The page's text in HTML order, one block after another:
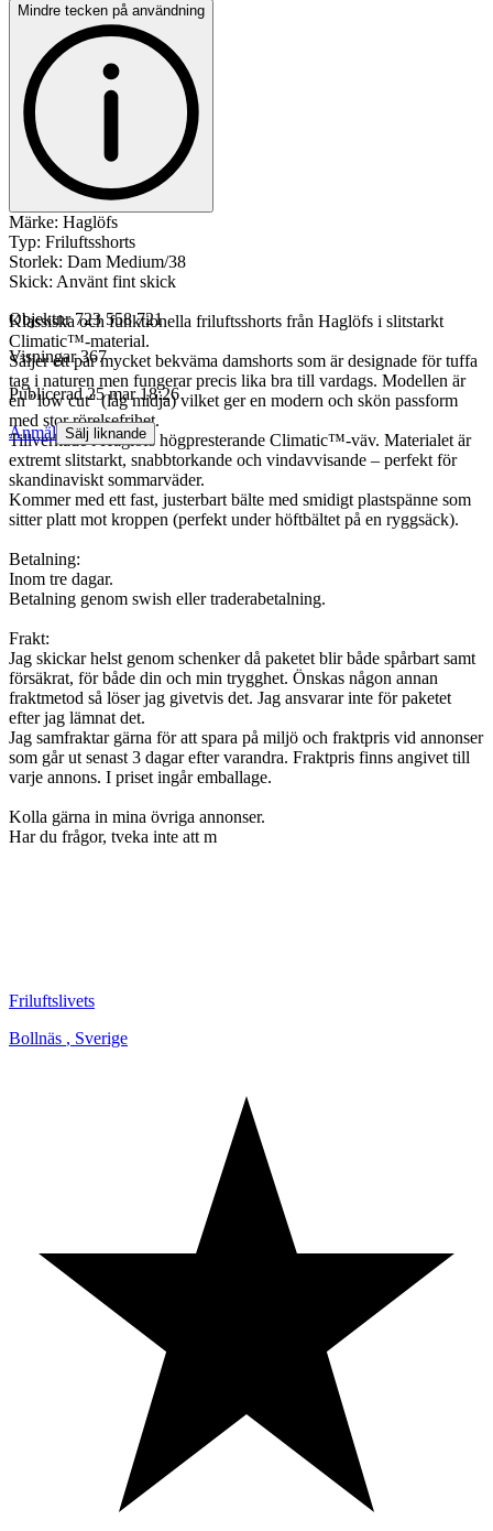
Mindre tecken på användning
Märke: Haglöfs
Typ: Friluftsshorts
Storlek: Dam Medium/38
Skick: Använt fint skick
Klassiska och funktionella friluftsshorts från Haglöfs i slitstarkt
Climatic™-material.
Säljer ett par mycket bekväma damshorts som är designade för tuffa
tag i naturen men fungerar precis lika bra till vardags. Modellen är
en "low cut" (låg midja) vilket ger en modern och skön passform
med stor rörelsefrihet.
Tillverkade i Haglöfs högpresterande Climatic™-väv. Materialet är
extremt slitstarkt, snabbtorkande och vindavvisande – perfekt för
skandinaviskt sommarväder.
Kommer med ett fast, justerbart bälte med smidigt plastspänne som
sitter platt mot kroppen (perfekt under höftbältet på en ryggsäck).
Betalning:
Inom tre dagar.
Betalning genom swish eller traderabetalning.
Frakt:
Jag skickar helst genom schenker då paketet blir både spårbart samt
försäkrat, för både din och min trygghet. Önskas någon annan
fraktmetod så löser jag givetvis det. Jag ansvarar inte för paketet
efter jag lämnat det.
Jag samfraktar gärna för att spara på miljö och fraktpris vid annonser
som går ut senast 3 dagar efter varandra. Fraktpris finns angivet till
varje annons. I priset ingår emballage.
Kolla gärna in mina övriga annonser.
Har du frågor, tveka inte att m
Objektnr 723 558 721
Visningar 367
Publicerad 25 mar 18:26
Anmäl Sälj liknande
Friluftslivets
Bollnäs , Sverige